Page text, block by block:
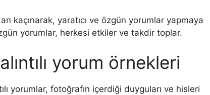
kaçınarak, yaratıcı ve özgün yorumlar yapmaya
yorumlar, herkesi etkiler ve takdir toplar.
yorum örnekleri
yorumlar, fotoğrafın içerdiği duyguları ve hisleri